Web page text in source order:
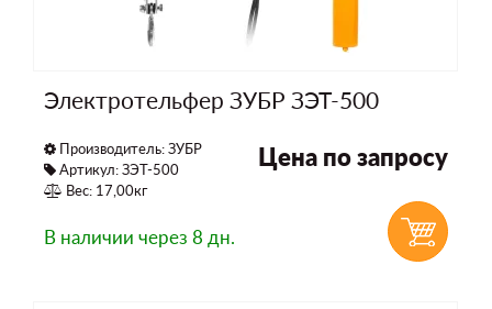
Электротельфер ЗУБР ЗЭТ-500
Производитель:ЗУБР
Артикул: ЗЭТ-500
Вес: 17,00кг
Цена по запросу
В наличии через 8 дн.